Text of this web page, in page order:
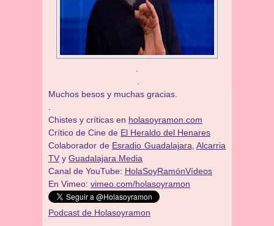
Muchos besos y muchas gracias.
Chistes y críticas en holasoyramon.com
Crítico de Cine de El Heraldo del Henares
​​Colaborador de Esradio Guadalajara Alcarria
TV y Guadalajara Media
Canal de YouTube: HolaSoyRamónVídeos
En Vimeo: vimeo.com/holasoyramon
Podcast de Holasoyramon